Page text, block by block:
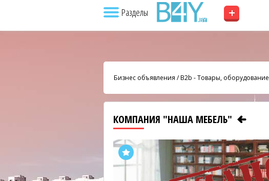
Разделы +
Бизнес объявления /B2b - Товары, оборудование
КОМПАНИЯ "НАША МЕБЕЛЬ"